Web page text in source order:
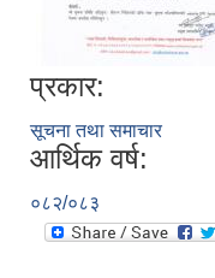
प्रकार:
सूचना तथा समाचार
आर्थिक वर्ष:
०८२/०८३